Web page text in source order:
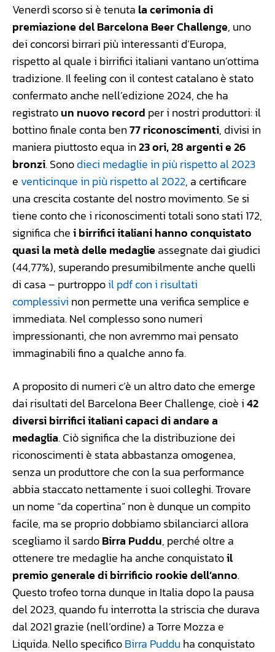
Venerdì scorso si è tenuta la cerimonia di
premiazione del Barcelona Beer Challenge, uno
dei concorsi birrari più interessanti d’Europa,
rispetto al quale i birrifici italiani vantano un’ottima
tradizione. Il feeling con il contest catalano è stato
confermato anche nell’edizione 2024, che ha
registratoun nuovo record per i nostri produttori: il
bottino finale conta ben77 riconoscimenti, divisi in
maniera piuttosto equa in23 ori, 28 argenti e 26
bronzi. Sonodieci medaglie in più rispetto al 2023
e venticinque in più rispetto al 2022, a certificare
una crescita costante del nostro movimento. Se si
tiene conto che i riconoscimenti totali sono stati 172,
significa chei birrifici italiani hanno conquistato
quasi la metà delle medaglieassegnate dai giudici
(44,77%), superando presumibilmente anche quelli
di casa – purtroppoil pdf con i risultati
complessivi non permette una verifica semplice e
immediata. Nel complesso sono numeri
impressionanti, che non avremmo mai pensato
immaginabili fino a qualche anno fa.
A proposito di numeri c’è un altro dato che emerge
dai risultati del Barcelona Beer Challenge, cioè i42
diversi birrifici italiani capaci di andare a
medaglia. Ciò significa che la distribuzione dei
riconoscimenti è stata abbastanza omogenea,
senza un produttore che con la sua performance
abbia staccato nettamente i suoi colleghi. Trovare
un nome “da copertina” non è dunque un compito
facile, ma se proprio dobbiamo sbilanciarci allora
scegliamo il sardoBirra Puddu, perché oltre a
ottenere tre medaglie ha anche conquistatoil
premio generale di birrificio rookie dell’anno.
Questo trofeo torna dunque in Italia dopo la pausa
del 2023, quando fu interrotta la striscia che durava
dal 2021 grazie (nell’ordine) a Torre Mozza e
Liquida. Nello specificoBirra Puddu ha conquistato